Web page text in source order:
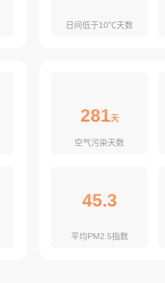
日间低于10℃天数
281天
空气污染天数
45.3
平均PM2.5指数